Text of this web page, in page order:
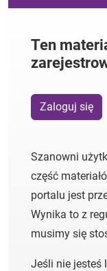
Ten
Zaloguj się
Szanowni
część
portalu jest
Wynika to z
musimy się
Jeśli nie jesteś